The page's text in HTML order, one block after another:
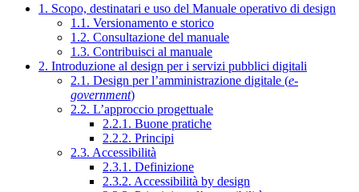
1. Scopo, destinatari e uso del Manuale operativo di design
1.1. Versionamento e storico
1.2. Consultazione del manuale
1.3. Contribuisci al manuale
2. Introduzione al design per i servizi pubblici digitali
2.1. Design per l’amministrazione digitale (e-
government)
2.2. L’approccio progettuale
2.2.1. Buone pratiche
2.2.2. Principi
2.3. Accessibilità
2.3.1. Definizione
2.3.2. Accessibilità by design